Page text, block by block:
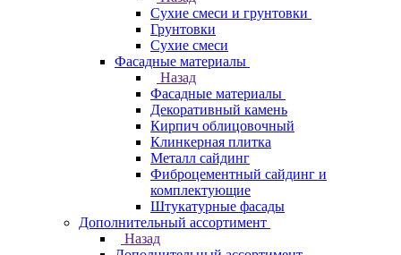
Сухие смеси и грунтовки
Грунтовки
Сухие смеси
Фасадные материалы
Назад
Фасадные материалы
Декоративный камень
Кирпич облицовочный
Клинкерная плитка
Металл сайдинг
Фиброцементный сайдинг и
комплектующие
Штукатурные фасады
Дополнительный ассортимент
Назад